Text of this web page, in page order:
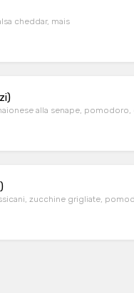
cheddar, mais
alla senape,
zucchine grigliate,